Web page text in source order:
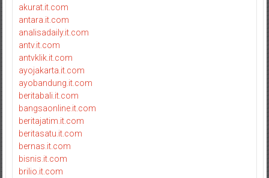
akurat.it.com
antara.it.com
analisadaily.it.com
antv.it.com
antvklik.it.com
ayojakarta.it.com
ayobandung.it.com
beritabali.it.com
bangsaonline.it.com
beritajatim.it.com
beritasatu.it.com
bernas.it.com
bisnis.it.com
brilio.it.com